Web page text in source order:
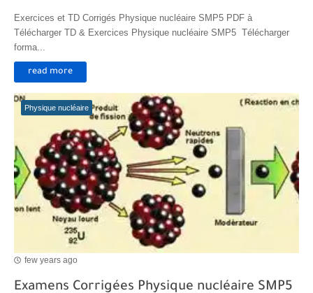
Exercices et TD Corrigés Physique nucléaire SMP5 PDF à
Télécharger TD & Exercices Physique nucléaire SMP5 Télécharger
forma...
read more
Physique nucléaire
few years ago
Examens Corrigées Physique nucléaire SMP5